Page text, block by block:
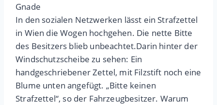
Gnade
In den sozialen Netzwerken lässt ein Strafzettel
in Wien die Wogen hochgehen. Die nette Bitte
des Besitzers blieb unbeachtet.Darin hinter der
Windschutzscheibe zu sehen: Ein
handgeschriebener Zettel, mit Filzstift noch eine
Blume unten angefügt. „Bitte keinen
Strafzettel“, so der Fahrzeugbesitzer. Warum